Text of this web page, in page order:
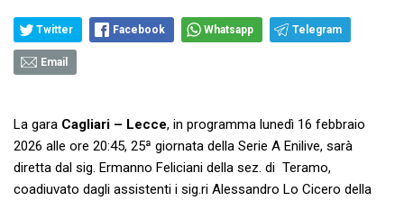
Twitter Facebook Whatsapp Telegram
Email
La gara Cagliari – Lecce, in programma lunedì 16 febbraio
2026 alle ore 20:45, 25ª giornata della Serie A Enilive, sarà
diretta dal sig. Ermanno Feliciani della sez. di Teramo,
coadiuvato dagli assistenti i sig.ri Alessandro Lo Cicero della